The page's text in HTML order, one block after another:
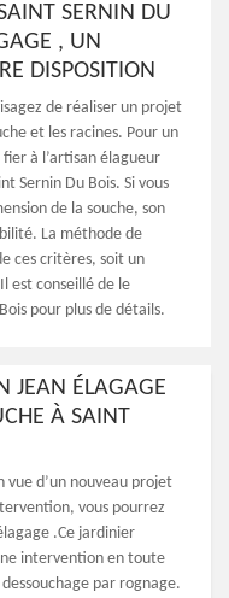
SERNIN DU
, UN
DISPOSITION
de réaliser un projet
et les racines. Pour un
à l’artisan élagueur
Sernin Du Bois. Si vous
de la souche, son
La méthode de
ces critères, soit un
est conseillé de le
pour plus de détails.
JEAN ÉLAGAGE
À SAINT
vue d’un nouveau projet
vous pourrez
.Ce jardinier
intervention en toute
par rognage.